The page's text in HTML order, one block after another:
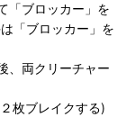
「ブロッカー」を
「ブロッカー」を
、両クリーチャー
枚ブレイクする)